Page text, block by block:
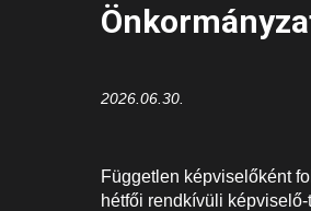
2026.06.30.
Független képviselőként
hétfői rendkívüli